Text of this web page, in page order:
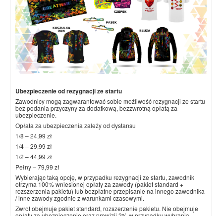
Ubezpieczenie od rezygnacji ze startu
Zawodnicy mogą zagwarantować sobie możliwość rezygnacji ze startu
bez podania przyczyny za dodatkową, bezzwrotną opłatą za
ubezpieczenie.
Opłata za ubezpieczenia zależy od dystansu
1/8 – 24,99 zł
1/4 – 29,99 zł
1/2 – 44,99 zł
Pełny – 79,99 zł
Wybierając taką opcję, w przypadku rezygnacji ze startu, zawodnik
otrzyma 100% wniesionej opłaty za zawody (pakiet standard +
rozszerzenia pakietu) lub bezpłatne przepisanie na innego zawodnika
/ inne zawody zgodnie z warunkami czasowymi.
Zwrot obejmuje pakiet standard, rozszerzenie pakietu. Nie obejmuje